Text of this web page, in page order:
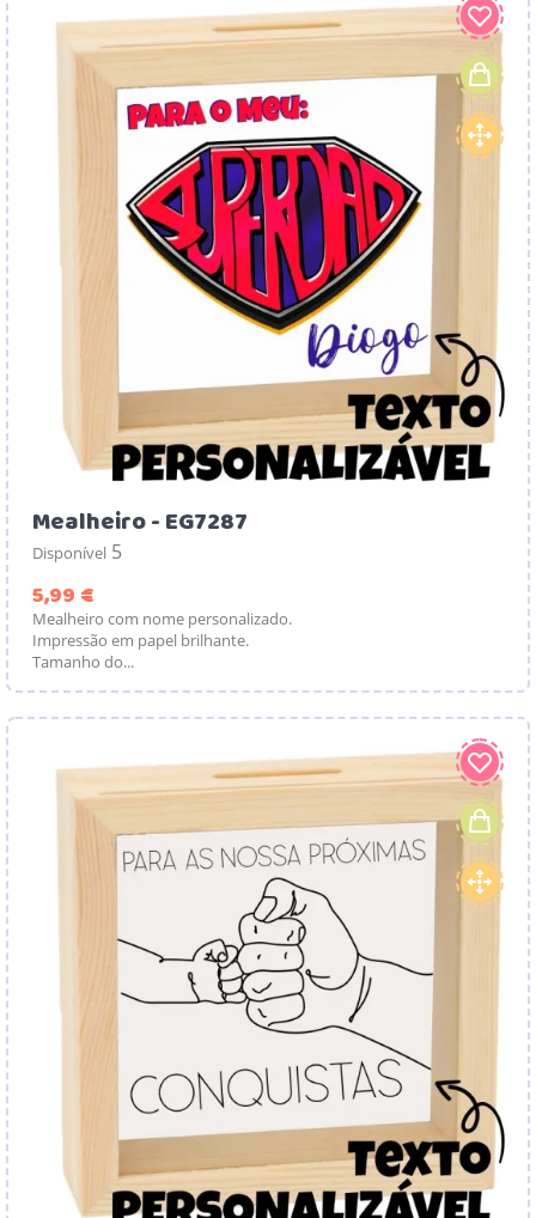
Mealheiro - EG7287
Disponível 5
5,99 €
Mealheiro com nome personalizado.
Impressão em papel brilhante.
Tamanho do...